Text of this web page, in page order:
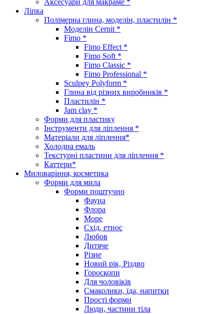
Ліпка
Полімерна глина, моделін, пластилін *
Моделін Cernit *
Fimo *
Fimo Effect *
Fimo Soft *
Fimo Classic *
Fimo Professional *
Sculpey Polyform *
Глина від різних виробників *
Пластилін *
Jam clay *
Форми для пластику
Інструменти для ліплення *
Матеріали для ліплення*
Холодна емаль
Текстурні пластини для ліплення *
Каттери*
Миловаріння, косметика
Форми для мила
Форми поштучно
Фауна
Флора
Море
Схід, етнос
Любов
Дитяче
Різне
Новий рік, Різдво
Гороскопи
Для чоловіків
Смаколики, їда, напитки
Прості форми
Люди, частини тіла